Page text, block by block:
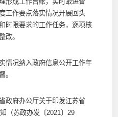
工作要点落实情况开展回头
时限要求的工作任务，逐项核
改。
况纳入政府信息公开工作年
。
政府办公厅关于印发江苏省
（苏政办发〔2021〕29